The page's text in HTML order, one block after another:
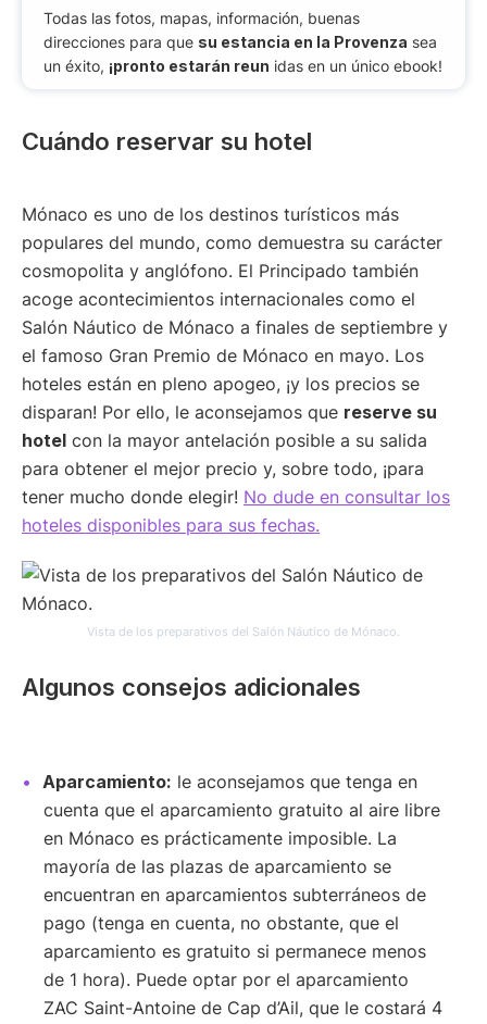
Todas las fotos, mapas, información, buenas
direcciones para que su estancia en la Provenza sea
un éxito, ¡pronto estarán reun idas en un único ebook!
Cuándo reservar su hotel
Mónaco es uno de los destinos turísticos más
populares del mundo, como demuestra su carácter
cosmopolita y anglófono. El Principado también
acoge acontecimientos internacionales como el
Salón Náutico de Mónaco a finales de septiembre y
el famoso Gran Premio de Mónaco en mayo. Los
hoteles están en pleno apogeo, ¡y los precios se
disparan! Por ello, le aconsejamos que reserve su
hotel con la mayor antelación posible a su salida
para obtener el mejor precio y, sobre todo, ¡para
tener mucho donde elegir! No dude en consultar los
hoteles disponibles para sus fechas.
Vista de los preparativos del Salón Náutico de Mónaco.
Algunos consejos adicionales
Aparcamiento: le aconsejamos que tenga en
cuenta que el aparcamiento gratuito al aire libre
en Mónaco es prácticamente imposible. La
mayoría de las plazas de aparcamiento se
encuentran en aparcamientos subterráneos de
pago (tenga en cuenta, no obstante, que el
aparcamiento es gratuito si permanece menos
de 1 hora). Puede optar por el aparcamiento
ZAC Saint-Antoine de Cap d’Ail, que le costará 4